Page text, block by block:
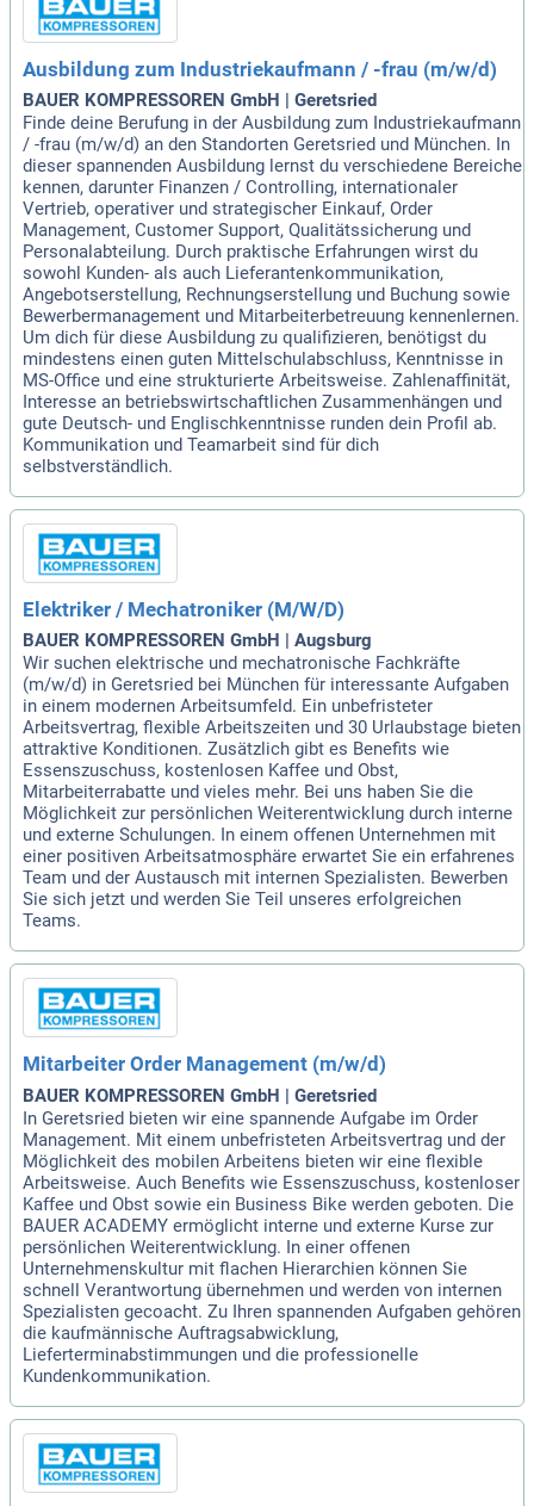
Ausbildung zum Industriekaufmann / -frau (m/w/d)
BAUER KOMPRESSOREN GmbH | Geretsried
Finde deine Berufung in der Ausbildung zum Industriekaufmann
/ -frau (m/w/d) an den Standorten Geretsried und München. In
dieser spannenden Ausbildung lernst du verschiedene Bereiche
kennen, darunter Finanzen / Controlling, internationaler
Vertrieb, operativer und strategischer Einkauf, Order
Management, Customer Support, Qualitätssicherung und
Personalabteilung. Durch praktische Erfahrungen wirst du
sowohl Kunden- als auch Lieferantenkommunikation,
Angebotserstellung, Rechnungserstellung und Buchung sowie
Bewerbermanagement und Mitarbeiterbetreuung kennenlernen.
Um dich für diese Ausbildung zu qualifizieren, benötigst du
mindestens einen guten Mittelschulabschluss, Kenntnisse in
MS-Office und eine strukturierte Arbeitsweise. Zahlenaffinität,
Interesse an betriebswirtschaftlichen Zusammenhängen und
gute Deutsch- und Englischkenntnisse runden dein Profil ab.
Kommunikation und Teamarbeit sind für dich
selbstverständlich.
Elektriker / Mechatroniker (M/W/D)
BAUER KOMPRESSOREN GmbH | Augsburg
Wir suchen elektrische und mechatronische Fachkräfte
(m/w/d) in Geretsried bei München für interessante Aufgaben
in einem modernen Arbeitsumfeld. Ein unbefristeter
Arbeitsvertrag, flexible Arbeitszeiten und 30 Urlaubstage bieten
attraktive Konditionen. Zusätzlich gibt es Benefits wie
Essenszuschuss, kostenlosen Kaffee und Obst,
Mitarbeiterrabatte und vieles mehr. Bei uns haben Sie die
Möglichkeit zur persönlichen Weiterentwicklung durch interne
und externe Schulungen. In einem offenen Unternehmen mit
einer positiven Arbeitsatmosphäre erwartet Sie ein erfahrenes
Team und der Austausch mit internen Spezialisten. Bewerben
Sie sich jetzt und werden Sie Teil unseres erfolgreichen
Teams.
Mitarbeiter Order Management (m/w/d)
BAUER KOMPRESSOREN GmbH | Geretsried
In Geretsried bieten wir eine spannende Aufgabe im Order
Management. Mit einem unbefristeten Arbeitsvertrag und der
Möglichkeit des mobilen Arbeitens bieten wir eine flexible
Arbeitsweise. Auch Benefits wie Essenszuschuss, kostenloser
Kaffee und Obst sowie ein Business Bike werden geboten. Die
BAUER ACADEMY ermöglicht interne und externe Kurse zur
persönlichen Weiterentwicklung. In einer offenen
Unternehmenskultur mit flachen Hierarchien können Sie
schnell Verantwortung übernehmen und werden von internen
Spezialisten gecoacht. Zu Ihren spannenden Aufgaben gehören
die kaufmännische Auftragsabwicklung,
Lieferterminabstimmungen und die professionelle
Kundenkommunikation.